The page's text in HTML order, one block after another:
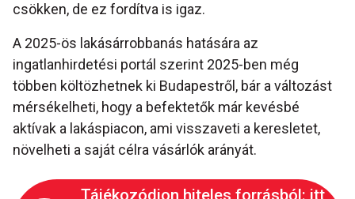
csökken, de ez fordítva is igaz.
A 2025-ös lakásárrobbanás hatására az
ingatlanhirdetési portál szerint 2025-ben még
többen költözhetnek ki Budapestről, bár a változást
mérsékelheti, hogy a befektetők már kevésbé
aktívak a lakáspiacon, ami visszaveti a keresletet,
növelheti a saját célra vásárlók arányát.